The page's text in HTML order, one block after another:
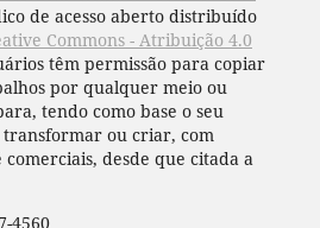
de acesso aberto distribuído
Commons - Atribuição 4.0
têm permissão para copiar
por qualquer meio ou
tendo como base o seu
ou criar, com
desde que citada a
4560